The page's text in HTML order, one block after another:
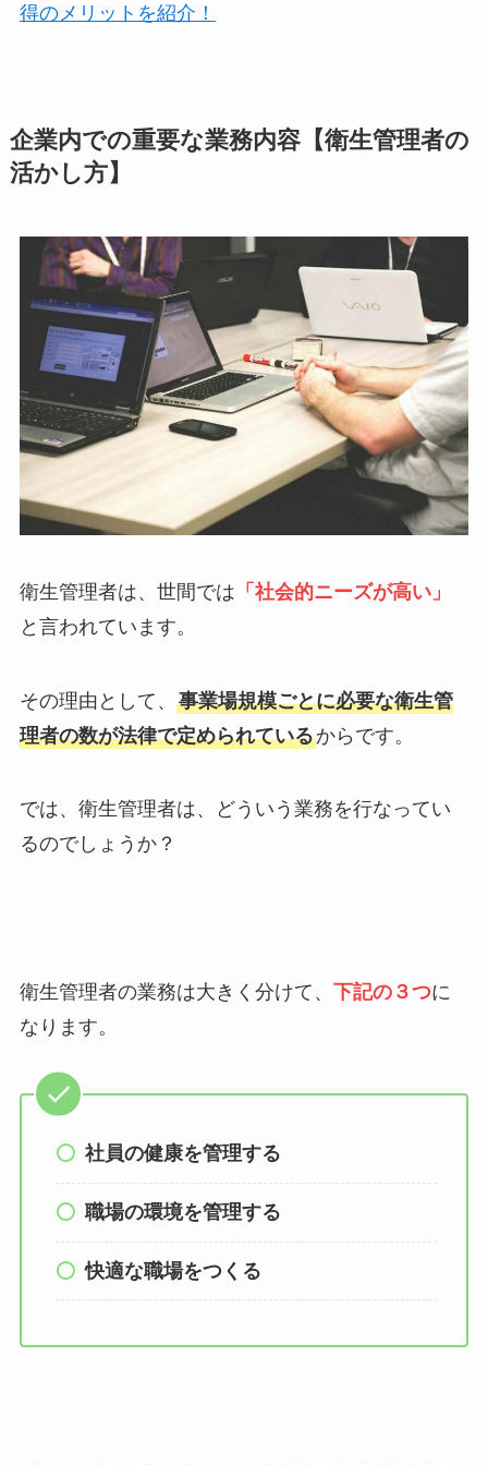
得のメリットを紹介！
企業内での重要な業務内容【衛生管理者の
活かし方】
衛生管理者は、世間では 「社会的ニーズが高い」
と言われています。
その理由として、 事業場規模ごとに必要な衛生管
理者の数が法律で定められているからです。
では、衛生管理者は、どういう業務を行なってい
るのでしょうか？
衛生管理者の業務は大きく分けて、 下記の３つに
なります。
社員の健康を管理する
職場の環境を管理する
快適な職場をつくる